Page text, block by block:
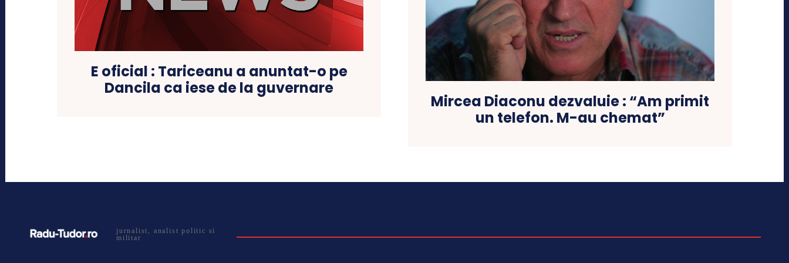
E oficial : Tariceanu a anuntat-o pe
Dancila ca iese de la guvernare
Mircea Diaconu dezvaluie : “Am primit
un telefon. M-au chemat”
jurnalist, analist politic si
militar